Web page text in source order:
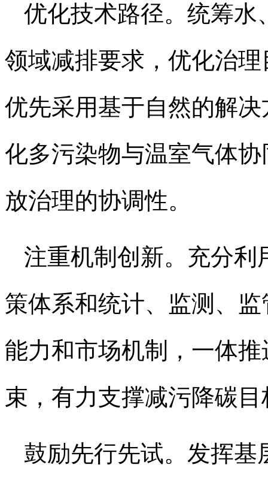
优化技术路径。统筹水
领域减排要求，优化治
优先采用基于自然的解
化多污染物与温室气体
放治理的协调性。
注重机制创新。充分利
策体系和统计、监测、
能力和市场机制，一体
束，有力支撑减污降碳
鼓励先行先试。发挥基